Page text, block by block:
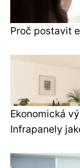
Proč postavit
Ekonomická
Infrapanely